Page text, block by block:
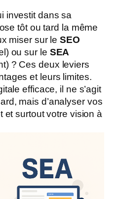
investit dans sa
tôt ou tard la même
miser sur leSEO
ou sur le SEA
? Ces deux leviers
et leurs limites.
efficace, il ne s’agit
mais d’analyser vos
et surtout votre vision à